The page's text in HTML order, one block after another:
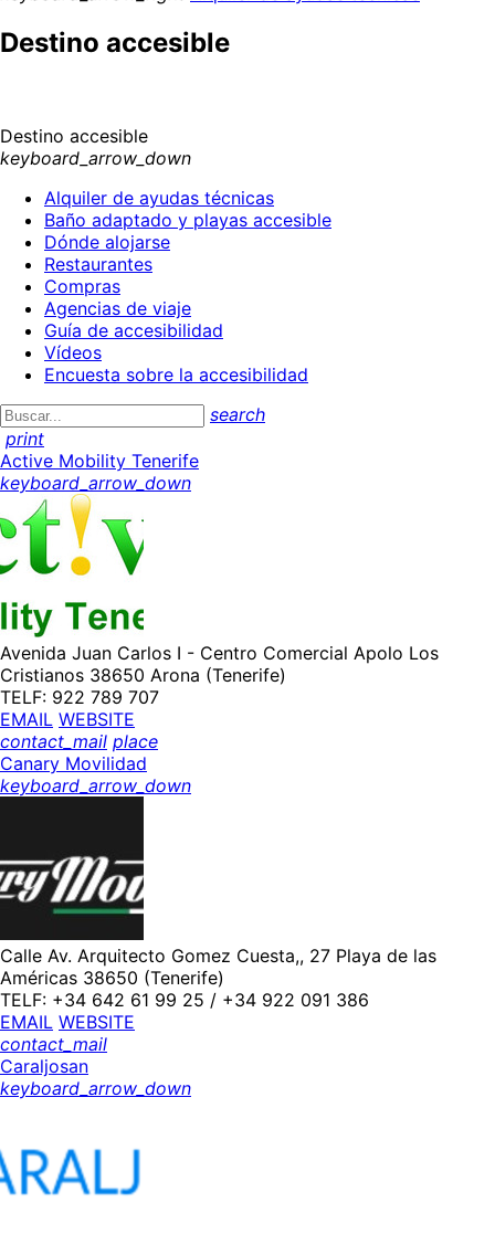
Destino accesible
Destino accesible
keyboard_arrow_down
Alquiler de ayudas técnicas
Baño adaptado y playas accesible
Dónde alojarse
Restaurantes
Compras
Agencias de viaje
Guía de accesibilidad
Vídeos
Encuesta sobre la accesibilidad
search
print
Active Mobility Tenerife
keyboard_arrow_down
Avenida Juan Carlos I - Centro Comercial Apolo Los
Cristianos 38650 Arona (Tenerife)
TELF: 922 789 707
EMAIL WEBSITE
contact_mail place
Canary Movilidad
keyboard_arrow_down
Calle Av. Arquitecto Gomez Cuesta,, 27 Playa de las
Américas 38650 (Tenerife)
TELF: +34 642 61 99 25 / +34 922 091 386
EMAIL WEBSITE
contact_mail
Caraljosan
keyboard_arrow_down